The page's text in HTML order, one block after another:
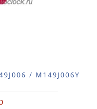
/ M149J006Y